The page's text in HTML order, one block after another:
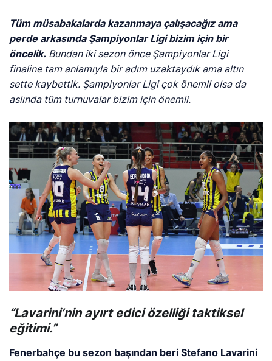
Tüm müsabakalarda kazanmaya çalışacağız ama
perde arkasında Şampiyonlar Ligi bizim için bir
öncelik. Bundan iki sezon önce Şampiyonlar Ligi
finaline tam anlamıyla bir adım uzaktaydık ama altın
sette kaybettik. Şampiyonlar Ligi çok önemli olsa da
aslında tüm turnuvalar bizim için önemli.
“Lavarini’nin ayırt edici özelliği taktiksel
eğitimi.”
Fenerbahçe bu sezon başından beri Stefano Lavarini